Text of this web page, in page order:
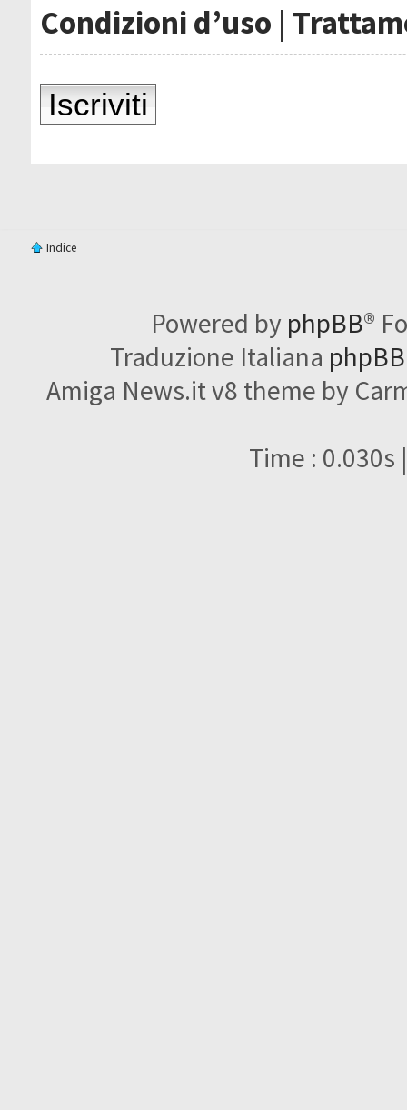
Condizioni d’uso |
Iscriviti
Indice
Powered by phpBB®
Traduzione Italiana
Amiga News.it v8 theme by
Time : 0.030s